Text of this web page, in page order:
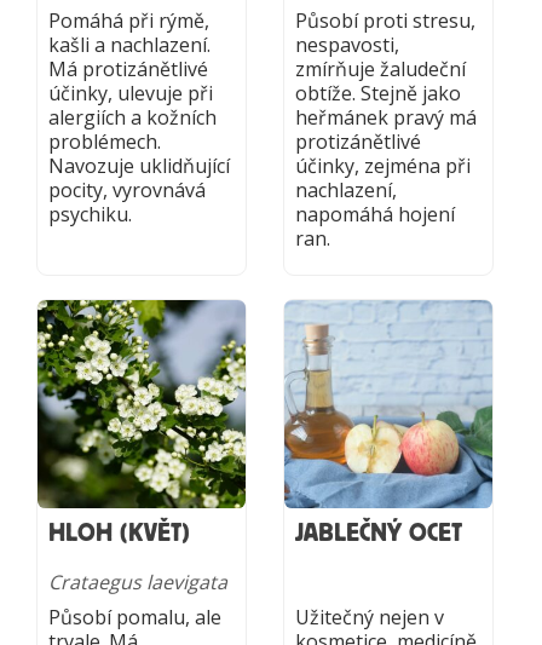
Pomáhá při rýmě,
kašli a nachlazení.
Má protizánětlivé
účinky, ulevuje při
alergiích a kožních
problémech.
Navozuje uklidňující
pocity, vyrovnává
psychiku.
Působí proti stresu,
nespavosti,
zmírňuje žaludeční
obtíže. Stejně jako
heřmánek pravý má
protizánětlivé
účinky, zejména při
nachlazení,
napomáhá hojení
ran.
HLOH (KVĚT)
Crataegus laevigata
Působí pomalu, ale
JABLEČNÝ OCET
Užitečný nejen v